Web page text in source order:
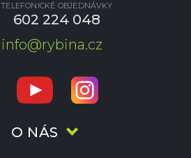
O NÁS
TELEFONICKÉ OBJEDNÁVKY
602 224 048
info@rybina.cz